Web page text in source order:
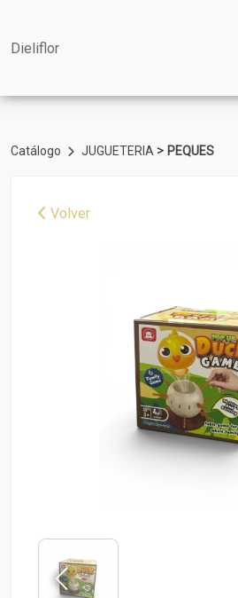
Dieliflor
Catálogo JUGUETERIA > PEQUES
Volver